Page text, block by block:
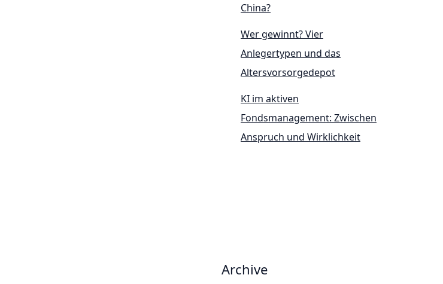
China?
Wer gewinnt? Vier
Anlegertypen und das
Altersvorsorgedepot
KI im aktiven
Fondsmanagement: Zwischen
Anspruch und Wirklichkeit
Archive